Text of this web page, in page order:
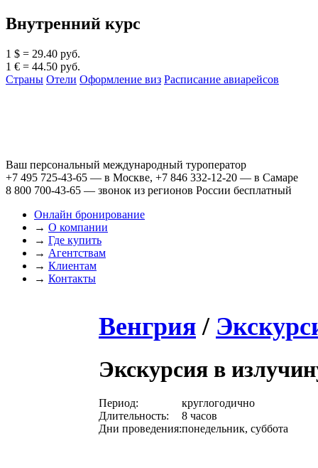
Внутренний курс
1 $ = 29.40 руб.
1 € = 44.50 руб.
Страны Отели Оформление виз Расписание авиарейсов
Ваш персональный международный туроператор
+7 495 725-43-65 — в Москве, +7 846 332-12-20 — в Самаре
8 800 700-43-65 — звонок из регионов России бесплатный
Онлайн бронирование
→ О компании
→ Где купить
→ Агентствам
→ Клиентам
→ Контакты
Венгрия /
Экскурсия в
Период:
круглогодично
Длительность:
8 часов
Дни проведения:понедельник, суббота